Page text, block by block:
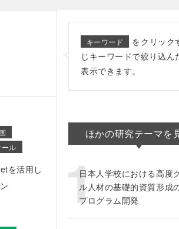
ール
を活用し
キーワード
をクリック
じキーワードで絞り込ん
表示できます。
ほかの研究テーマを
日本人学校における高度
ル人材の基礎的資質形成
プログラム開発